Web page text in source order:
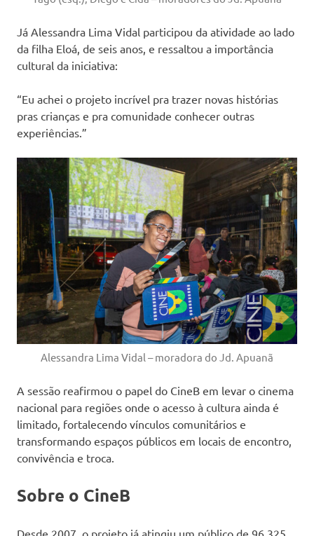
Já Alessandra Lima Vidal participou da atividade ao lado
da filha Eloá, de seis anos, e ressaltou a importância
cultural da iniciativa:
“Eu achei o projeto incrível pra trazer novas histórias
pras crianças e pra comunidade conhecer outras
experiências.”
Alessandra Lima Vidal – moradora do Jd. Apuanã
A sessão reafirmou o papel do CineB em levar o cinema
nacional para regiões onde o acesso à cultura ainda é
limitado, fortalecendo vínculos comunitários e
transformando espaços públicos em locais de encontro,
convivência e troca.
Sobre o CineB